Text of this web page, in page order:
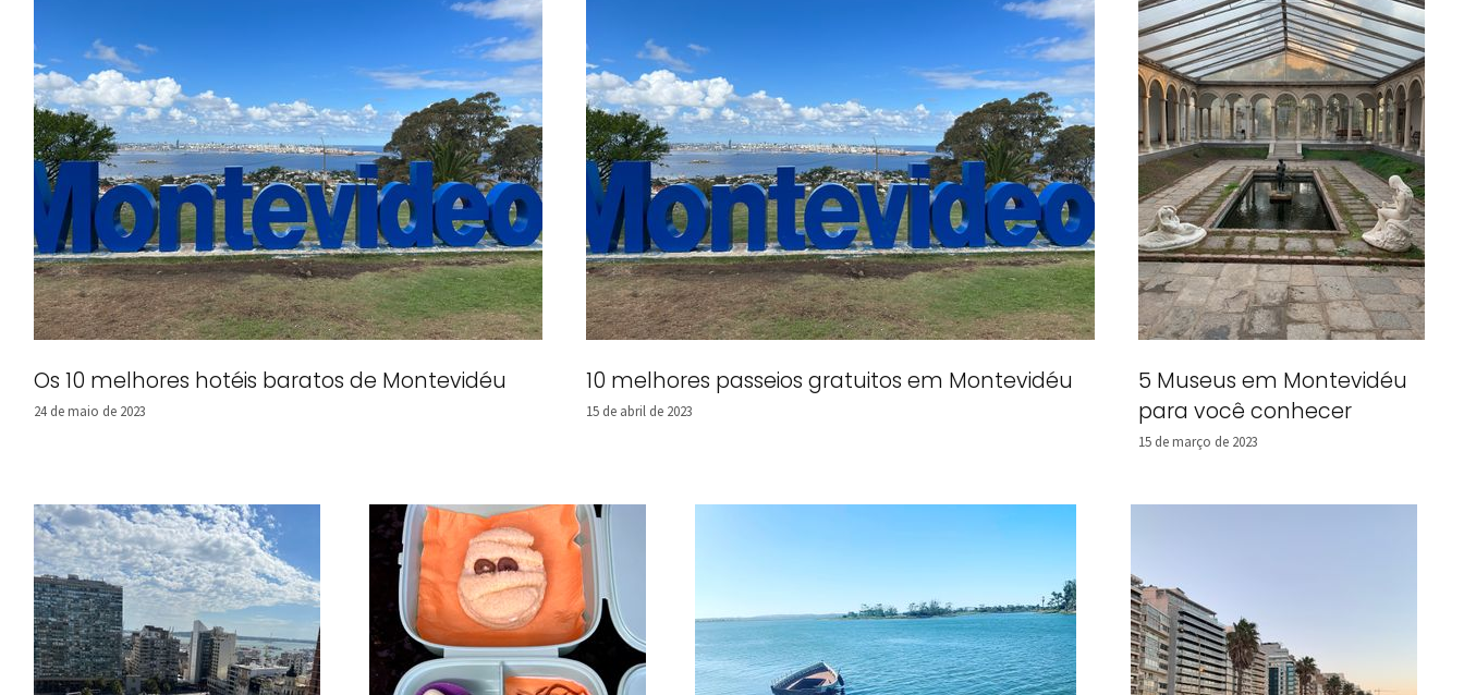
Os 10 melhores hotéis baratos de Montevidéu
24 de maio de 2023
10 melhores passeios gratuitos em Montevidéu
15 de abril de 2023
5 Museus em Montevidéu
para você conhecer
15 de março de 2023